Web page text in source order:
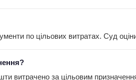
по цільових витратах. Суд
витрачено за цільовим